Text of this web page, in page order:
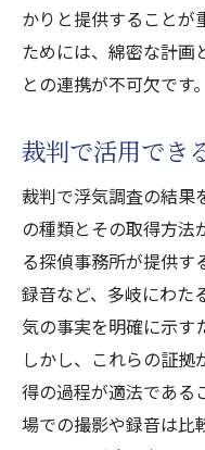
かりと提供することが
ためには、綿密な計画
との連携が不可欠です。
裁判で活用でき
裁判で浮気調査の結果
の種類とその取得方法
る探偵事務所が提供す
録音など、多岐にわた
気の事実を明確に示す
しかし、これらの証
得の過程が適法である
場での撮影や録音は比